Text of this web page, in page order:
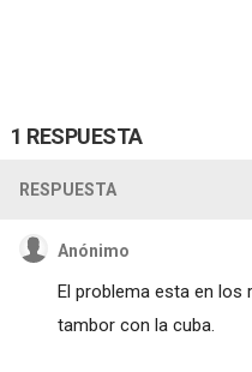
1 RESPUESTA
RESPUESTA
Anónimo
El problema esta en los
tambor con la cuba.